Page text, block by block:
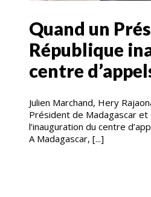
Quand un
République
centre
Julien Marchand, Hery
Président de Madagascar et
l’inauguration du centre
A Madagascar, [...]